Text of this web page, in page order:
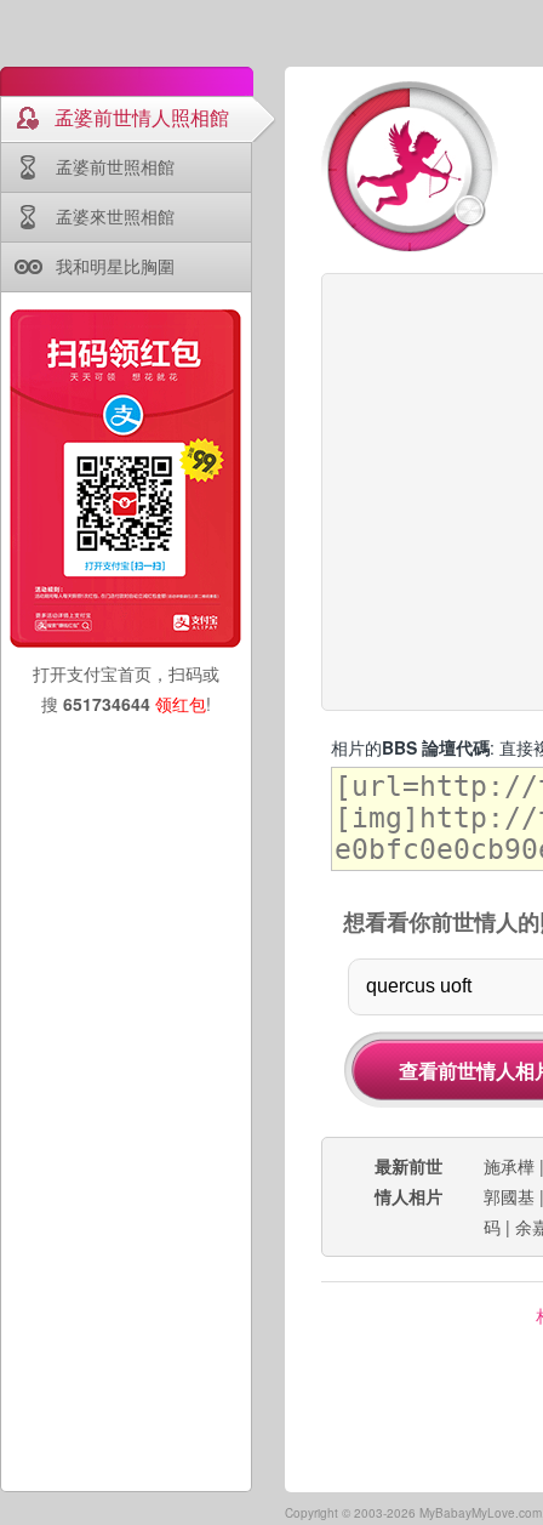
孟婆前世情人照相館
孟婆前世照相館
孟婆來世照相館
我和明星比胸圍
打开支付宝首页，扫码或
搜 651734644 领红包!
相片的BBS 論壇代碼: 直接
想看看你前世情人
最新前世
情人相片
施承樺
郭國基
码 | 余
Copyright © 2003-2026